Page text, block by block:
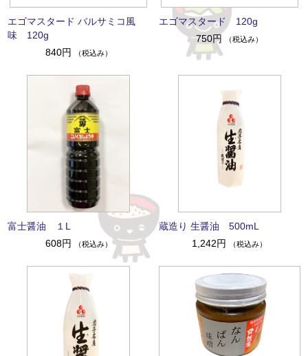
エゴマスタード バルサミコ風
味 120g
840円
（税込み）
エゴマスタード 120g
750円
（税込み）
富士醤油 １L
608円
（税込み）
蔵造り 生醤油 500mL
1,242円
（税込み）